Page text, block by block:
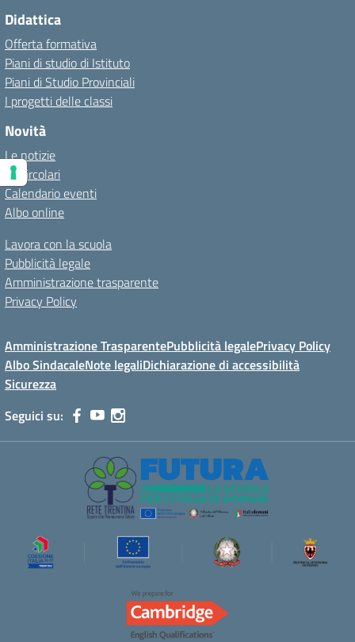
Didattica
Offerta formativa
Piani di studio di Istituto
Piani di Studio Provinciali
I progetti delle classi
Novità
Le notizie
Le circolari
Calendario eventi
Albo online
Lavora con la scuola
Pubblicità legale
Amministrazione trasparente
Privacy Policy
Amministrazione TrasparentePubblicità legalePrivacy Policy
Albo SindacaleNote legaliDichiarazione di accessibilità
Sicurezza
Seguici su: